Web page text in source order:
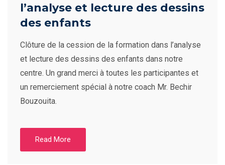
l’analyse et lecture des dessins
des enfants
Clôture de la cession de la formation dans l’analyse
et lecture des dessins des enfants dans notre
centre. Un grand merci à toutes les participantes et
un remerciement spécial à notre coach Mr. Bechir
Bouzouita.
Read More